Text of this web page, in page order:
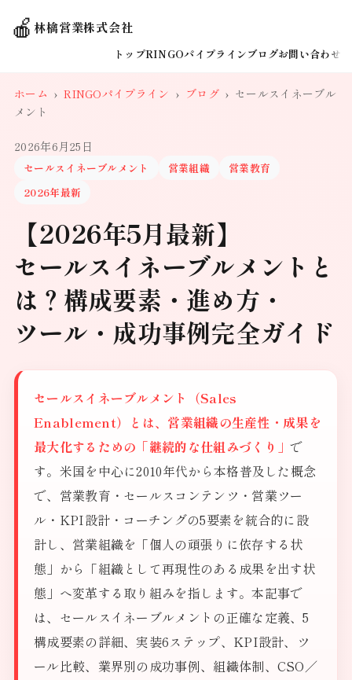
🍎林檎営業株式会社
トップRINGOパイプラインブログお問い合わせ
ホーム › RINGOパイプライン › ブログ › セールスイネーブル
メント
2026年6月25日
セールスイネーブルメント 営業組織
営業教育
2026年最新
【2026年5月最新】
セールスイネーブルメントと
は？構成要素・進め方・
ツール・成功事例完全ガイド
セールスイネーブルメント（Sales
Enablement）とは、営業組織の生産性・成果を
最大化するための「継続的な仕組みづくり」で
す。米国を中心に2010年代から本格普及した概念
で、営業教育・セールスコンテンツ・営業ツー
ル・KPI設計・コーチングの5要素を統合的に設
計し、営業組織を「個人の頑張りに依存する状
態」から「組織として再現性のある成果を出す状
態」へ変革する取り組みを指します。本記事で
は、セールスイネーブルメントの正確な定義、5
構成要素の詳細、実装6ステップ、KPI設計、ツ
ール比較、業界別の成功事例、組織体制、CSO／